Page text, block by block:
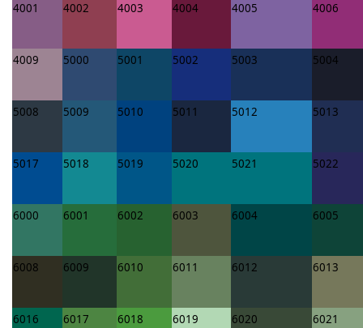
4001 4002 4003 4004 4005 4006
4009 5000 5001 5002 5003 5004
5008 5009 5010 5011 5012 5013
5017 5018 5019 5020 5021 5022
6000 6001 6002 6003 6004 6005
6008 6009 6010 6011 6012 6013
6016 6017 6018 6019 6020 6021